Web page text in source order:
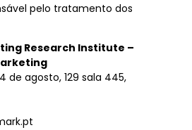
pelo tratamento dos
Research Institute –
de agosto, 129 sala 445,
pt